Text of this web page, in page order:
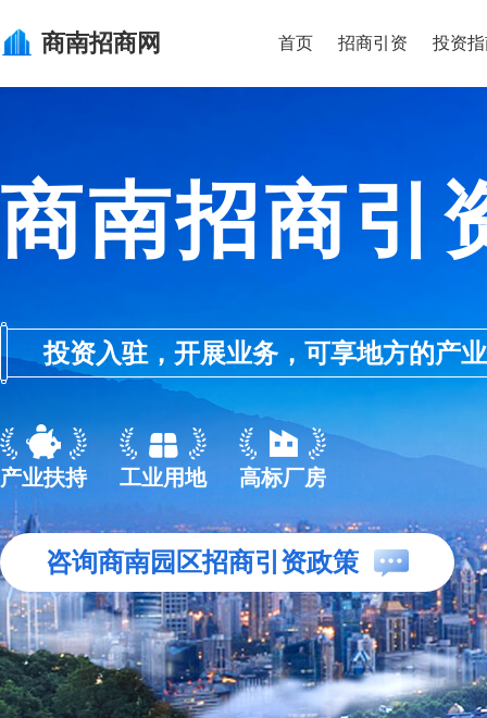
商南招商网 首页 招商引资 投资
商南招商引
投资入驻，开展业务，可享地方的产
产业扶持 工业用地 高标厂房
咨询商南园区招商引资政策